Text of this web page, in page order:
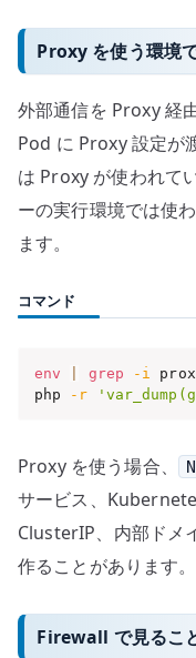
Proxy を使う環境
外部通信を Proxy 経
Pod に Proxy 設定が
は Proxy が使われて
ーの実行環境では使
ます。
コマンド
env grep -i
php
-r
Proxy を使う場合、
サービス、
ClusterIP、内部ドメ
作ることがあります。
Firewall で見るこ